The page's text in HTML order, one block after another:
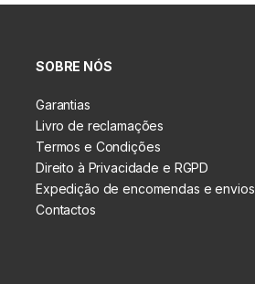
SOBRE NÓS
Garantias
Livro de reclamações
Termos e Condições
Direito à Privacidade e RGPD
Expedição de encomendas e envios
Contactos